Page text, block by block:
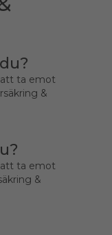
att ta emot
&
att ta emot
&